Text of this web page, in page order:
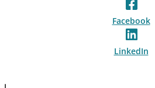
Facebook
LinkedIn